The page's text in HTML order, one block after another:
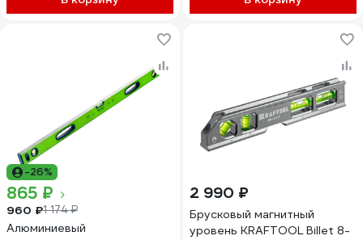
-26%
865 ₽
960 ₽1 174 ₽
Алюминиевый
2 990 ₽
Брусковый магнитный
уровень KRAFTOOL Billet 8-